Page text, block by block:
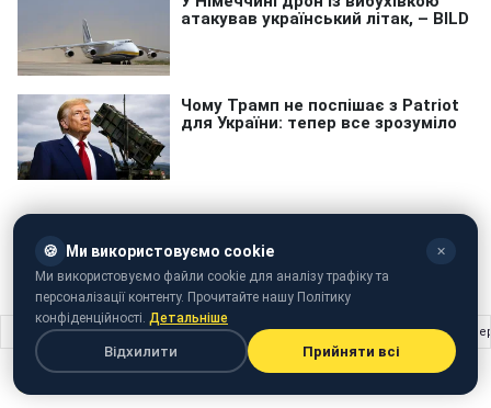
Київ
Головна › Життя › Открываем консервную банку без открывашки: самые
🍪 Ми використовуємо cookie ✕
Ми використовуємо файли cookie для аналізу трафіку та
персоналізації контенту. Прочитайте нашу Політику
конфіденційності. Детальніше
Відхилити Прийняти всі